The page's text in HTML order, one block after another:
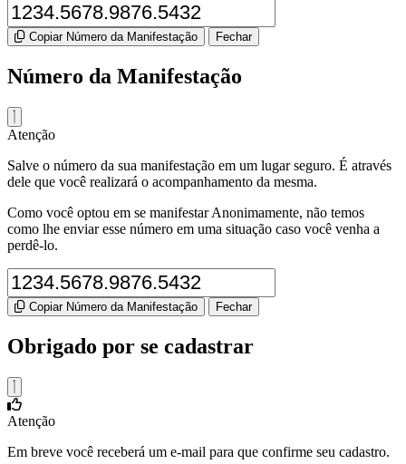
Copiar Número da Manifestação Fechar
Número da Manifestação
Atenção
Salve o número da sua manifestação em um lugar seguro. É através
dele que você realizará o acompanhamento da mesma.
Como você optou em se manifestar Anonimamente, não temos
como lhe enviar esse número em uma situação caso você venha a
perdê-lo.
Copiar Número da Manifestação Fechar
Obrigado por se cadastrar
Atenção
Em breve você receberá um e-mail para que confirme seu cadastro.